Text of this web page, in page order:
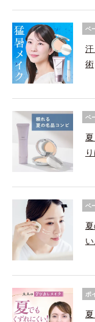
ベ
術
ベ
ベ
い
ポ